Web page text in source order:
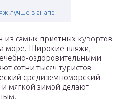
лучше в анапе
из самых приятных курортов
море. Широкие пляжи,
оздоровительными
сотни тысяч туристов
средиземноморский
мягкой зимой делают